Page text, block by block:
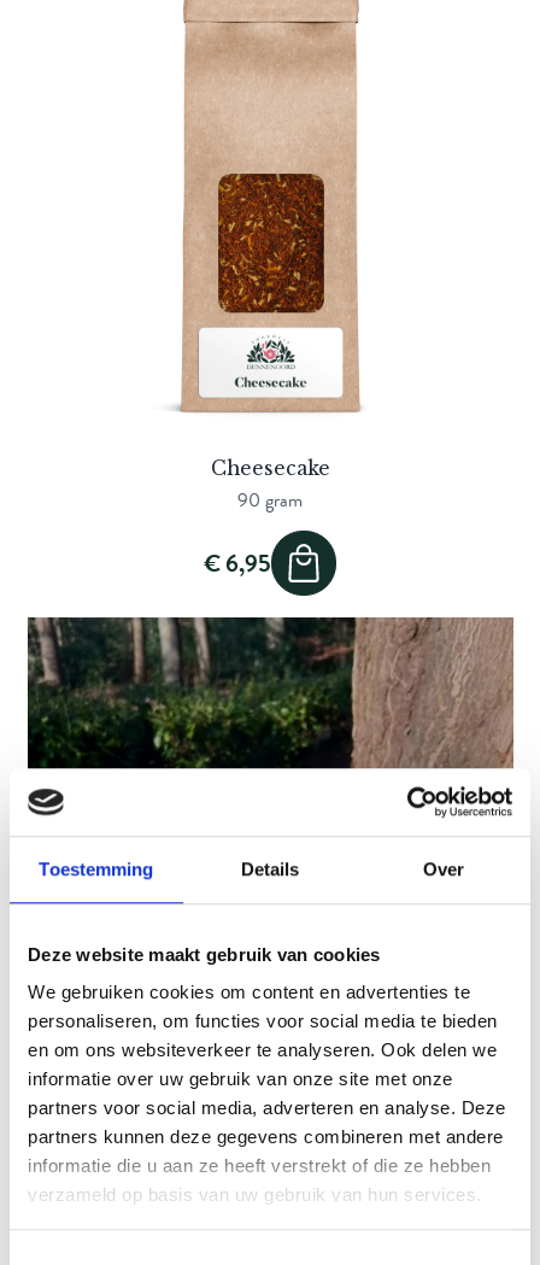
Toestemming Details Over
Deze website maakt gebruik van cookies
We gebruiken cookies om content en advertenties te
personaliseren, om functies voor social media te bieden
en om ons websiteverkeer te analyseren. Ook delen we
informatie over uw gebruik van onze site met onze
partners voor social media, adverteren en analyse. Deze
partners kunnen deze gegevens combineren met andere
informatie die u aan ze heeft verstrekt of die ze hebben
verzameld op basis van uw gebruik van hun services.
Cheesecake
90 gram
€ 6,95
Carrot cake
€ 28,95